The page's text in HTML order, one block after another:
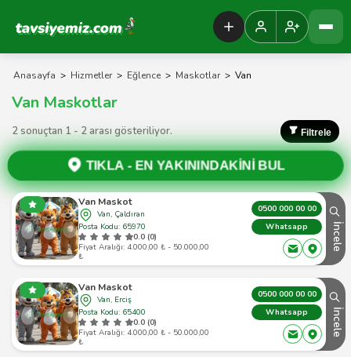
Tavsiyemiz Anasayfa
Anasayfa > Hizmetler > Eğlence > Maskotlar > Van
Van Maskotlar
2 sonuçtan 1 - 2 arası gösteriliyor. Filtrele
TIKLA - EN YAKININDAKİNİ BUL
Van Maskot
Van, Çaldıran
Posta Kodu: 65970
0.0 (0)
Fiyat Aralığı: 4.000,00 ₺ - 50.000,00
₺
0500 000 00 00
Whatsapp
İncele
Van Maskot
Van, Erciş
Posta Kodu: 65400
0.0 (0)
Fiyat Aralığı: 4.000,00 ₺ - 50.000,00
₺
0500 000 00 00
Whatsapp
İncele